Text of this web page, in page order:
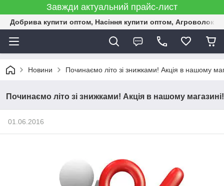
Завжди актуальний прайс-лист
Добрива купити оптом, Насіння купити оптом,
Новини Починаємо літо зі знижками! Акція в нашому
Починаємо літо зі знижками! Акція в нашому магазині!
01.06.2016